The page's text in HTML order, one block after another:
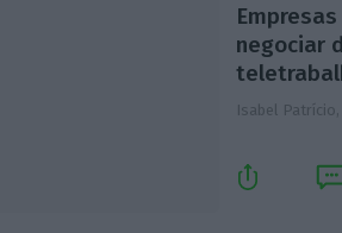
negociar
Isabel Patrício,